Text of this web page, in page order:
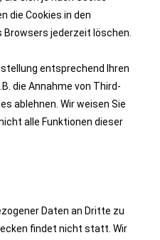
die Cookies in den
jederzeit löschen.
entsprechend Ihren
die Annahme von Third-
ablehnen. Wir weisen Sie
alle Funktionen dieser
Daten an Dritte zu
findet nicht statt. Wir